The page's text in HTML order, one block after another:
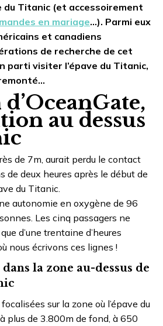
du Titanic (et accessoirement
en mariage…). Parmi eux
et canadiens
de recherche de cet
parti visiter l’épave du Titanic,
au dessus
de 7m, aurait perdu le contact
de deux heures après le début de
du Titanic.
autonomie en oxygène de 96
Les cinq passagers ne
d’une trentaine d’heures
nous écrivons ces lignes !
la zone au-dessus de
sur la zone où l’épave du
plus de 3.800m de fond, à 650